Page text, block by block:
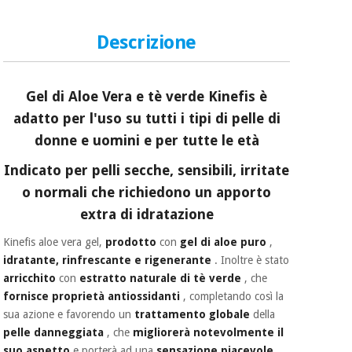
e
Armadi
sanitari
Veterinario
Strumenti
chirurgici
(liquidazione)
Aerobica,
fitness e
pilates
Sport
Armadi
sanitari
Veterinario
Descrizione
Gel di Aloe Vera e tè verde Kinefis è
adatto per l'uso su tutti i tipi di pelle di
donne e uomini e per tutte le età
Indicato per pelli secche, sensibili, irritate
o normali che richiedono un apporto
extra di idratazione
Kinefis aloe vera gel, prodotto con gel di aloe puro ,
idratante, rinfrescante e rigenerante . Inoltre è stato
arricchito con estratto naturale di tè verde , che
fornisce proprietà antiossidanti , completando così la
sua azione e favorendo un trattamento globale della
pelle danneggiata , che migliorerà notevolmente il